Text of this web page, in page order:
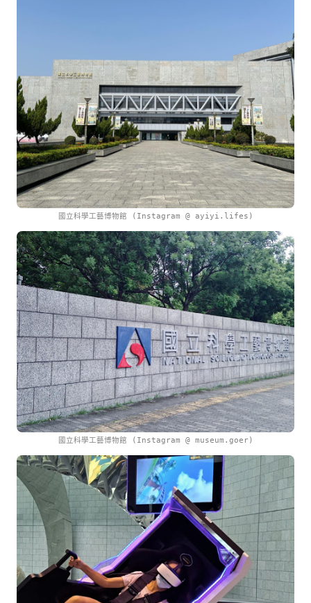
國立科學工藝博物館 (Instagram @ ayiyi.lifes)
國立科學工藝博物館 (Instagram @ museum.goer)